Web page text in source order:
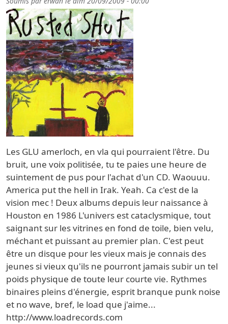
Les GLU amerloch, en vla qui pourraient l'être. Du
bruit, une voix politisée, tu te paies une heure de
suintement de pus pour l'achat d'un CD. Waouuu.
America put the hell in Irak. Yeah. Ca c'est de la
vision mec ! Deux albums depuis leur naissance à
Houston en 1986 L'univers est cataclysmique, tout
saignant sur les vitrines en fond de toile, bien velu,
méchant et puissant au premier plan. C'est peut
être un disque pour les vieux mais je connais des
jeunes si vieux qu'ils ne pourront jamais subir un tel
poids physique de toute leur courte vie. Rythmes
binaires pleins d'énergie, esprit branque punk noise
et no wave, bref, le load que j'aime...
http://www.loadrecords.com